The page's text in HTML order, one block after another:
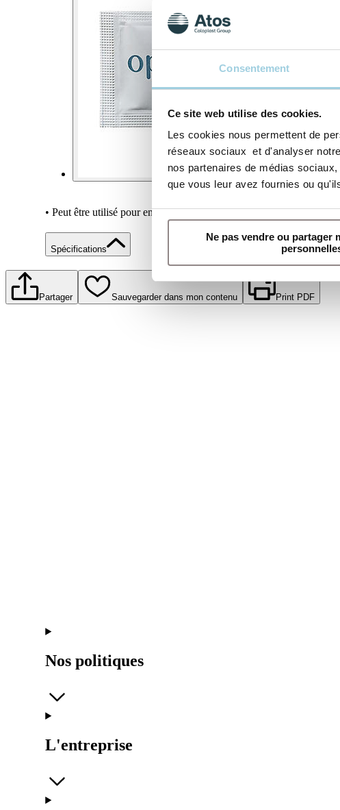
Consentement
Ce site web utilise des cookies.
Les cookies nous permettent de
réseaux sociaux et d'analyser
nos partenaires de médias
que vous leur avez fournies ou
Ne pas vendre ou partager
• Peut être utilisé pour enrober légèrement le produit avant son
Spécifications
Partager Sauvegarder dans mon contenu Print PDF
Nos politiques
L'entreprise